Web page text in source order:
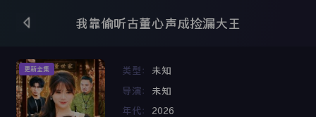
我靠偷听古董心声成捡漏大王
更新全集 类型： 未知
导演： 未知
年代： 2026